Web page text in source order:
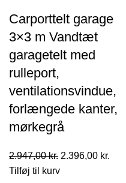
Carporttelt garage
3×3 m Vandtæt
garagetelt med
rulleport,
ventilationsvindue,
forlængede kanter,
mørkegrå
2.947,00kr. Den
2.396,00 kr.
Tilføj til kurv